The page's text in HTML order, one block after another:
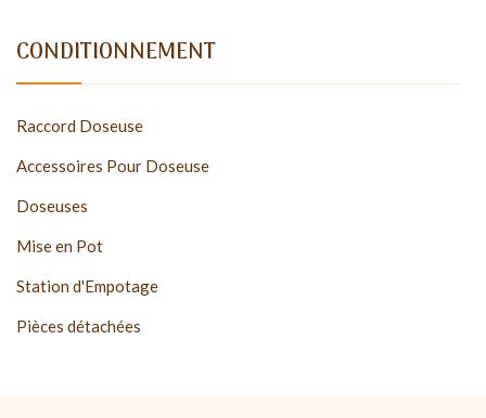
CONDITIONNEMENT
Raccord Doseuse
Accessoires Pour Doseuse
Doseuses
Mise en Pot
Station d'Empotage
Pièces détachées